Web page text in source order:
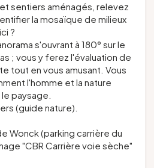
sentiers aménagés, relevez
la mosaïque de milieux
?
s'ouvrant à 180° sur le
; vous y ferez l'évaluation de
tout en vous amusant. Vous
l'homme et la nature
paysage.
(guide nature).
Wonck (parking carrière du
"CBR Carrière voie sèche"